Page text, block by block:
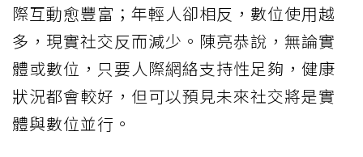
際互動愈豐富；年輕人卻相反，數位使用越
多，現實社交反而減少。陳亮恭說，無論實
體或數位，只要人際網絡支持性足夠，健康
狀況都會較好，但可以預見未來社交將是實
體與數位並行。